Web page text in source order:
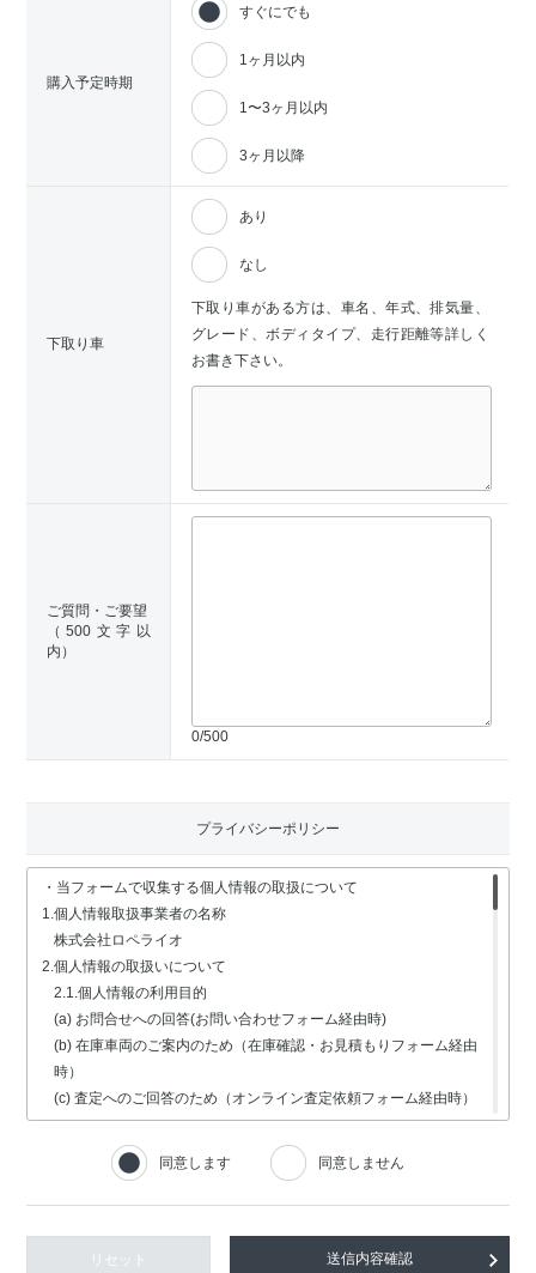
購入予定時期
すぐにでも
1ヶ月以内
1〜3ヶ月以内
3ヶ月以降
下取り車
あり
なし
下取り車がある方は、車名、年式、排気量、
グレード、ボディタイプ、走行距離等詳しく
お書き下さい。
ご質問・ご要望
（500文字以
内）
0/500
プライバシーポリシー
・当フォームで収集する個人情報の取扱について
1.個人情報取扱事業者の名称
株式会社ロペライオ
2.個人情報の取扱いについて
2.1.個人情報の利用目的
(a) お問合せへの回答(お問い合わせフォーム経由時)
(b) 在庫車両のご案内のため（在庫確認・お見積もりフォーム経由
時）
(c) 査定へのご回答のため（オンライン査定依頼フォーム経由時）
(d) 車検・修理関連の回答のため（車検・修理の受付フォーム経由
(e) 採用選考業務（採用情報フォーム経由時）
2.2.個人情報の取扱いの委託
情報の安全管理が図られるよう、充分な保護水準を備えている委託
同意します 同意しません
リセット